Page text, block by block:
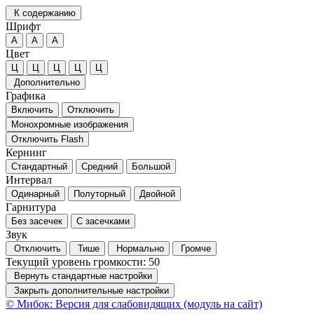
К содержанию
Шрифт
А А А
Цвет
Ц Ц Ц Ц
Ц
Дополнительно
Графика
Включить
Отключить
Монохромные изображения
Отключить Flash
Кернинг
Стандартный Средний Большой
Интервал
Одинарный Полуторный Двойной
Гарнитура
Без засечек С засечками
Звук
Отключить Тише Нормально Громче
Текущий уровень громкости: 50
Вернуть стандартные настройки
Закрыть дополнительные настройки
© Мибок: Версия для слабовидящих (модуль на сайт)